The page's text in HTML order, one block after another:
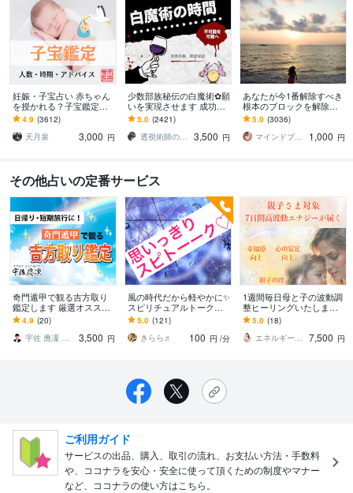
妊娠・子宝占い 赤ちゃん
を授かれる？子宝鑑定し
ます 子供を授かるか、授
かる時期、性別、授かる
ための行動を鑑定
4.9 (3612)
天月泉
3,000 円
少数部族秘伝の白魔術✿願
いを実現させます 成功率8
0%☆願いを実現します✿
5.0 (2421)
透視術師のアリナ
3,500 円
あなたが今1番解除すべき
根本のブロックを解除し
ます とにかく現状を変え
たい方、上手くいかない
と感じている方へ
5.0 (3036)
マインドブロックバスター颯（soul）
1,000 円
その他占いの定番サービス
奇門遁甲で観る吉方取り
鑑定します 厳選オススメ
吉方位をご提案！旅行・
散歩ついでに開運したい
方へ
4.9 (20)
宇佐 應凜 吉方位鑑定師
3,500 円
風の時代だから軽やかに✨
スピリチュアルトークし
ます スピ好き♡な皆さん
集合✨✨✨一緒にスピトー
クしましょう♡
5.0 (121)
きらら♬
100 円 /分
1週間毎日母と子の波動調
整ヒーリングいたします
つながり合っている親子
お二人を整えると好循環
がおとずれます！
5.0 (18)
エネルギー調整ヒーラー｜真理亜
7,500 円
ご利用ガイド
サービスの出品、購入、取引の流れ、お支払い方法・手数料
や、ココナラを安心・安全に使って頂くための制度やマナー
など、ココナラの使い方はこちら。